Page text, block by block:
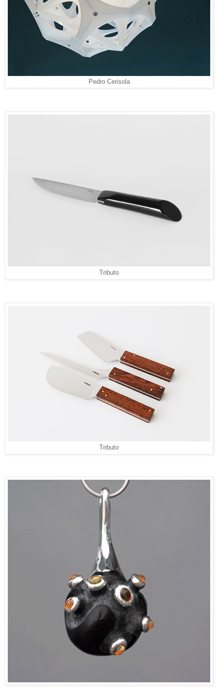
Pedro Cerisola
Tributo
Tributo